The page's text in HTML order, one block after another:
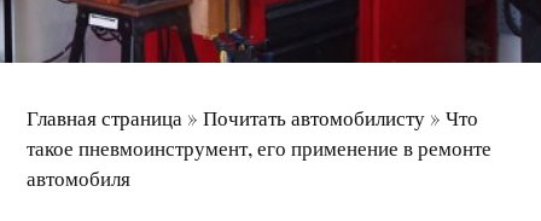
Главная страница »Почитать автомобилисту »Что
такое пневмоинструмент, его применение в ремонте
автомобиля